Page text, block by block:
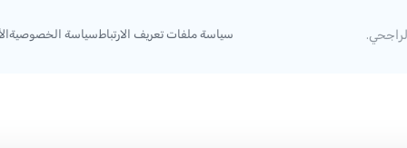
سياسة ملفات تعريف الارتباطسياسة الخصوصية